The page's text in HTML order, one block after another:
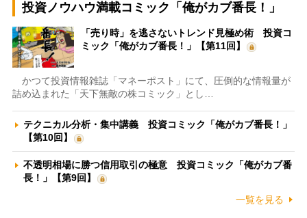
投資ノウハウ満載コミック「俺がカブ番長！」
「売り時」を逃さないトレンド見極め術 投資コ
ミック「俺がカブ番長！」【第11回】
かつて投資情報雑誌「マネーポスト」にて、圧倒的な情報量が
詰め込まれた「天下無敵の株コミック」とし…
テクニカル分析・集中講義 投資コミック「俺がカブ番長！」
【第10回】
不透明相場に勝つ信用取引の極意 投資コミック「俺がカブ番
長！」【第9回】
一覧を見る